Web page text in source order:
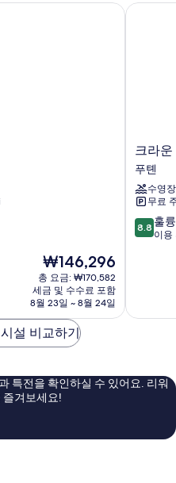
현
재
요
금
₩146,296
₩146,296
총 요금: ₩170,582
세금 및 수수료 포함
8월 23일 ~ 8월 24일
크
라
운
플
라
자
선
IHG
크라
푸톈
수영장
무료
10
점
훌
이
용
8.8 훌
이용
크라운
설 비교하기
특전을 확인하실 수 있어요. 리워
즐겨보세요!